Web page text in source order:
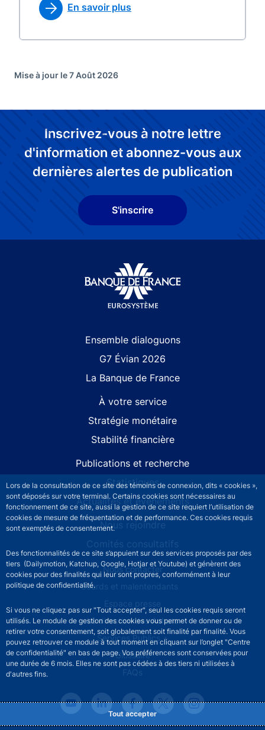
Lors de la consultation de ce site des témoins de connexion, dits « cookies »,
sont déposés sur votre terminal. Certains cookies sont nécessaires au
fonctionnement de ce site, aussi la gestion de ce site requiert l’utilisation de
cookies de mesure de fréquentation et de performance. Ces cookies requis
sont exemptés de consentement.
Des fonctionnalités de ce site s’appuient sur des services proposés par des
tiers (Dailymotion, Katchup, Google, Hotjar et Youtube) et génèrent des
cookies pour des finalités qui leur sont propres, conformément à leur
politique de confidentialité.
Si vous ne cliquez pas sur "Tout accepter", seul les cookies requis seront
utilisés. Le module de gestion des cookies vous permet de donner ou de
retirer votre consentement, soit globalement soit finalité par finalité. Vous
pouvez retrouver ce module à tout moment en cliquant sur l’onglet "Centre
de confidentialité" en bas de page. Vos préférences sont conservées pour
une durée de 6 mois. Elles ne sont pas cédées à des tiers ni utilisées à
d'autres fins.
Tout accepter
En savoir plus
Mise à jour le 7 Août 2026
Inscrivez-vous à notre lettre
d'information et abonnez-vous aux
dernières alertes de publication
S'inscrire
Ensemble dialoguons
G7 Évian 2026
La Banque de France
À votre service
Stratégie monétaire
Stabilité financière
Publications et recherche
Statistiques
Actualités et événements
Nous rejoindre
Comités consultatifs
Footer secondary menuNous contacter
Sourds et malentendants
Espace presse
La direction des Achats
Services Publics +
Glossaire
FAQs